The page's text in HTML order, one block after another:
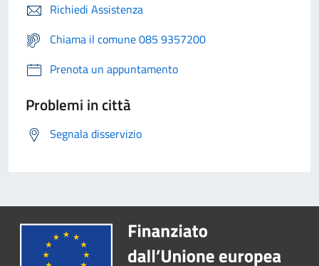
Richiedi Assistenza
Chiama il comune 085 9357200
Prenota un appuntamento
Problemi in città
Segnala disservizio